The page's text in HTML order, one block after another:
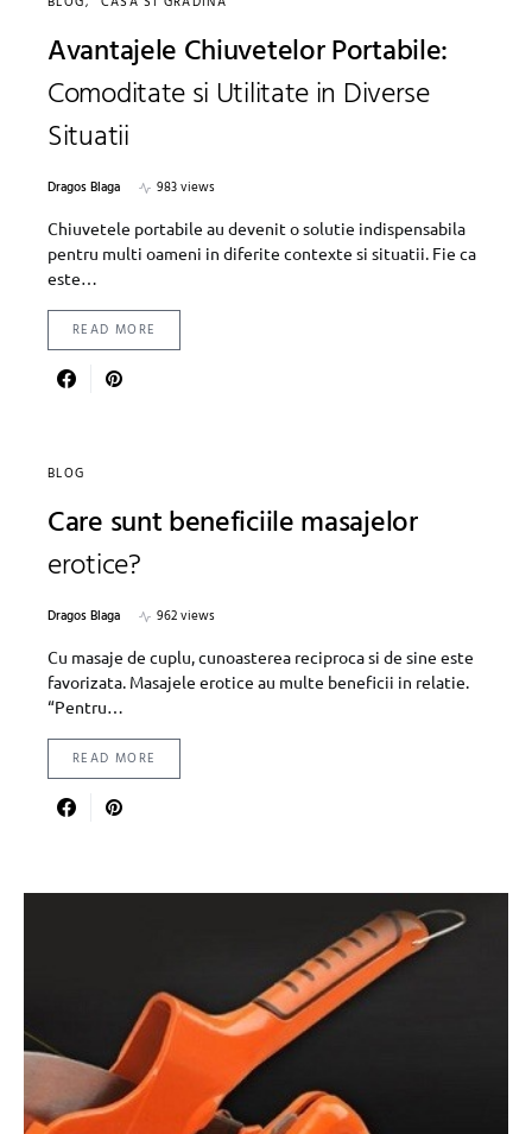
Avantajele Chiuvetelor Portabile:
Comoditate si Utilitate in Diverse
Situatii
Dragos Blaga
983 views
Chiuvetele portabile au devenit o solutie indispensabila
pentru multi oameni in diferite contexte si situatii. Fie ca
este…
READ MORE
BLOG
Care sunt beneficiile masajelor
erotice?
Dragos Blaga
962 views
Cu masaje de cuplu, cunoasterea reciproca si de sine este
favorizata. Masajele erotice au multe beneficii in relatie.
“Pentru…
READ MORE